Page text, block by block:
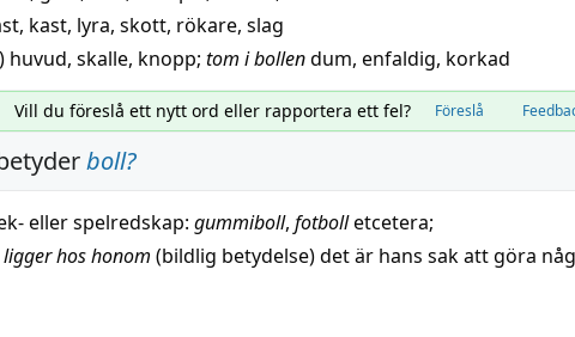
kast, lyra, skott, rökare, slag
huvud, skalle, knopp; tom i bollendum, enfaldig, korkad
Vill du föreslå ett nytt ord eller rapportera ett fel? Föreslå
boll?
- eller spelredskap: gummiboll, fotbolletcetera;
ligger hoshonom (bildlig betydelse) det är hans sakatt göra